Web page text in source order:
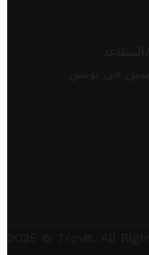
في تونس
2025 © Trovit. All